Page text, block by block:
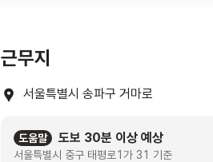
근무지
서울특별시 송파구 거마로
도움말 도보 30분 이상 예상
서울특별시 중구 태평로1가 31 기준